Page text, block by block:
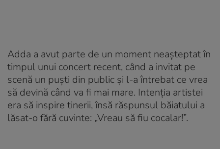
Adda a avut parte de un moment neașteptat în
timpul unui concert recent, când a invitat pe
scenă un puști din public și l-a întrebat ce vrea
să devină când va fi mai mare. Intenția artistei
era să inspire tinerii, însă răspunsul băiatului a
lăsat-o fără cuvinte: „Vreau să fiu cocalar!”.